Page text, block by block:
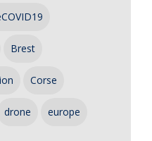
Brest
Corse
drone europe